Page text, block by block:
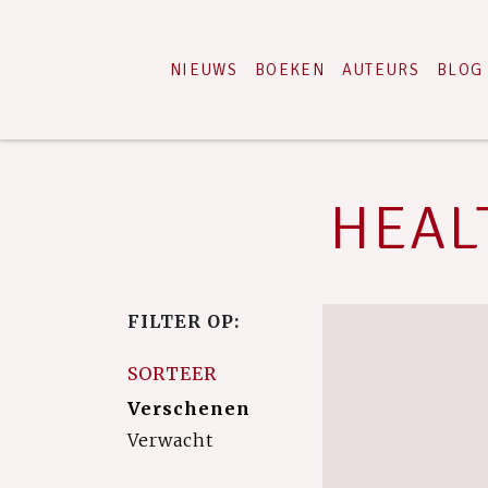
NIEUWS BOEKEN AUTEURS BLOG
FILTER OP:
SORTEER
Verschenen
Verwacht